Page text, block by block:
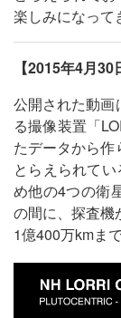
楽しみになって
【2015年4月30
公開された動画
る撮像装置「
たデータから
とらえられて
め他の4つの衛
の間に、探査機
1億400万kmま